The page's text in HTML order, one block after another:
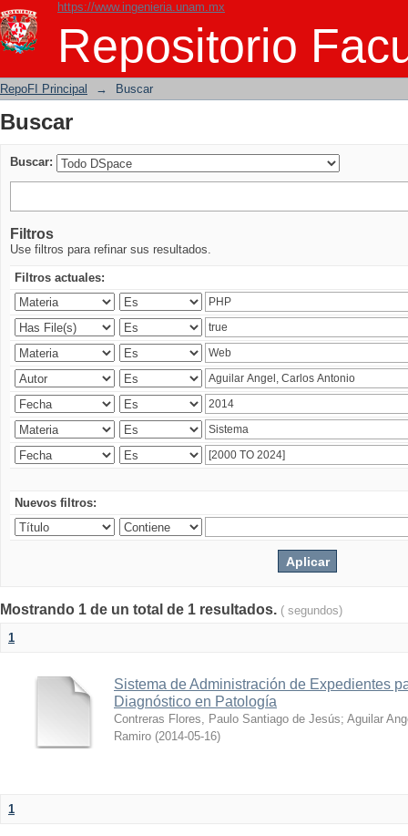
https://www.ingenieria.unam.mx
Repositorio
Buscar
RepoFI Principal → Buscar
Buscar
Buscar:
Filtros
Use filtros para refinar sus resultados.
Filtros actuales:
Nuevos filtros:
Mostrando 1 de un total de 1 resultados. ( segundos)
1
Sistema de Administración de Expedientes
Diagnóstico en Patología
Contreras Flores, Paulo Santiago de Jesús; Aguilar
Ramiro (2014-05-16)
1